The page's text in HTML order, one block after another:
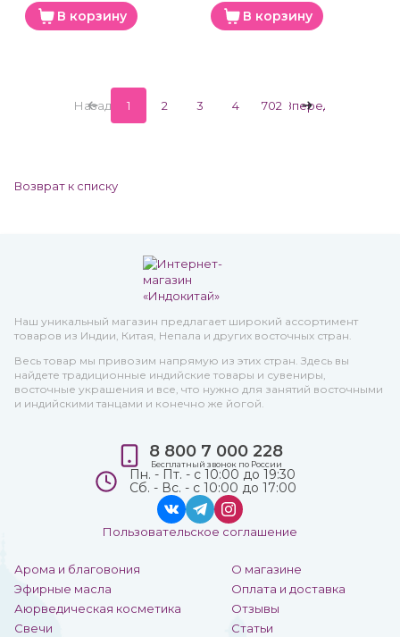
В корзину
В корзину
Назад 1 2 3 4 702 Вперед
Возврат к списку
Наш уникальный магазин предлагает широкий ассортимент
товаров из Индии, Китая, Непала и других восточных стран.
Весь товар мы привозим напрямую из этих стран. Здесь вы
найдете традиционные индийские товары и сувениры,
восточные украшения и все, что нужно для занятий восточными
и индийскими танцами и конечно же йогой.
Арома и благовония
Эфирные масла
Аюрведическая косметика
Свечи
О магазине
Оплата и доставка
Отзывы
Статьи
8 800 7 000 228
Бесплатный звонок по России
Пн. - Пт. - с 10:00 до 19:30
Сб. - Вс. - с 10:00 до 17:00
Пользовательское соглашение